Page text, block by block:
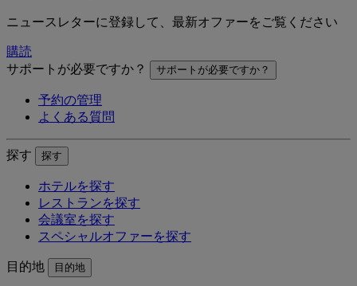
ニュースレターに登録して、最新オファーをご覧ください
購読
サポートが必要ですか？
サポートが必要ですか？
予約の管理
よくある質問
探す 探す
ホテルを探す
レストランを探す
会議室を探す
スペシャルオファーを探す
目的地 目的地